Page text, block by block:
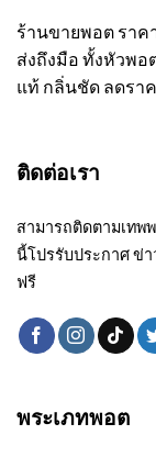
ร้านขายพอต ราค
ส่งถึงมือ ทั้งหัวพอ
แท้ กลิ่นชัด ลดรา
พระเภทพอต
ติดต่อเรา
สามารถติดตามเทพ
นี้โปรรับประกาศ ข่
ฟรี